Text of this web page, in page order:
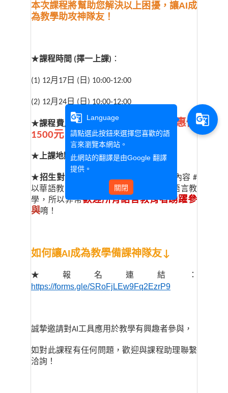
本次課程將幫助您解決以上困擾，讓AI成
為教學助攻神隊友！
★課程時間 (擇一上課) ：
(1) 12月17日 (日) 10:00-12:00
(2) 12月24日 (日) 10:00-12:00
★課程費用：原價1800元，新課推出
特惠價
1500元！
★上課地點：線上教室( Google Meet)
★招生對象
：有興趣者皆可報名；分享內容 #
以華語教學為例，但AI工具適用於各種語言教
學，所以非常歡迎所有語言教育者踴躍參
與唷！
如何讓AI成為教學備課神隊友↓
★報名連結：
https://forms.gle/SRoFjLEw9Fq2EzrP9
誠摯邀請對AI工具應用於教學有興趣者參與，
如對此課程有任何問題，歡迎與課程助理聯繫
洽詢！
g_translate
Language
請點選此按鈕來選擇您喜歡的語
言來瀏覽本網站。
此網站的翻譯是由Google 翻譯
提供。
關閉
g_translate